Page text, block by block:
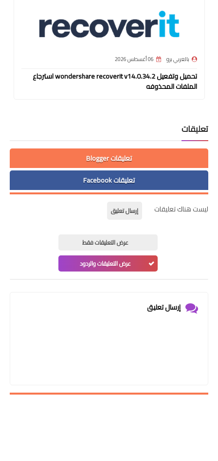
بالعربي برو 06 أغسطس 2026
تحميل وتفعيل wondershare recoverit v14.0.34.2 استرجاع
الملفات المحذوفه
تعليقات
تعليقات Blogger
تعليقات Facebook
ليست هناك تعليقات إرسال تعليق
عرض التعليقات فقط
عرض التعليقات والردود
إرسال تعليق